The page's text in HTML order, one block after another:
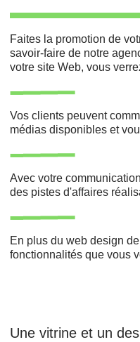
Faites la promotion de
savoir-faire de notre
votre site Web, vous
Vos clients peuvent
médias disponibles et
Avec votre
des pistes d'affaires
En plus du web design
fonctionnalités que vous
Une vitrine et un